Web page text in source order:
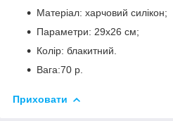
Матеріал: харчовий силікон;
Параметри: 29х26 см;
Колір: блакитний.
Вага:70 р.
Приховати